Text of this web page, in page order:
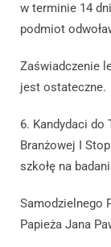
w terminie 14
podmiot
Zaświadczenie
jest ostateczne.
6. Kandydaci do
Branżowej I
szkołę na
Samodzielnego
Papieża Jana